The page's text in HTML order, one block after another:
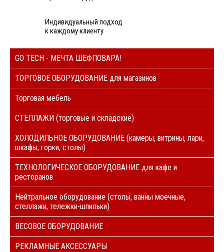
Индивидуальный подход
к каждому клиенту
GO TECH - МЕЧТА ШЕФПОВАРА!
ТОРГОВОЕ ОБОРУДОВАНИЕ для магазинов
Торговая мебель
СТЕЛЛАЖИ (торговые и складские)
ХОЛОДИЛЬНОЕ ОБОРУДОВАНИЕ (камеры, витрины, лари,
шкафы, горки, столы)
ТЕХНОЛОГИЧЕСКОЕ ОБОРУДОВАНИЕ для кафе и
ресторанов
Нейтральное оборудование (столы, ванны моечные,
стеллажи, тележки-шпильки)
ВЕСОВОЕ ОБОРУДОВАНИЕ
РЕКЛАМНЫЕ АКСЕССУАРЫ